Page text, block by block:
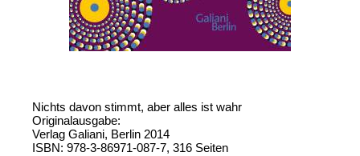
Nichts davon stimmt, aber alles ist wahr
Originalausgabe:
Verlag Galiani, Berlin 2014
ISBN: 978-3-86971-087-7, 316 Seiten